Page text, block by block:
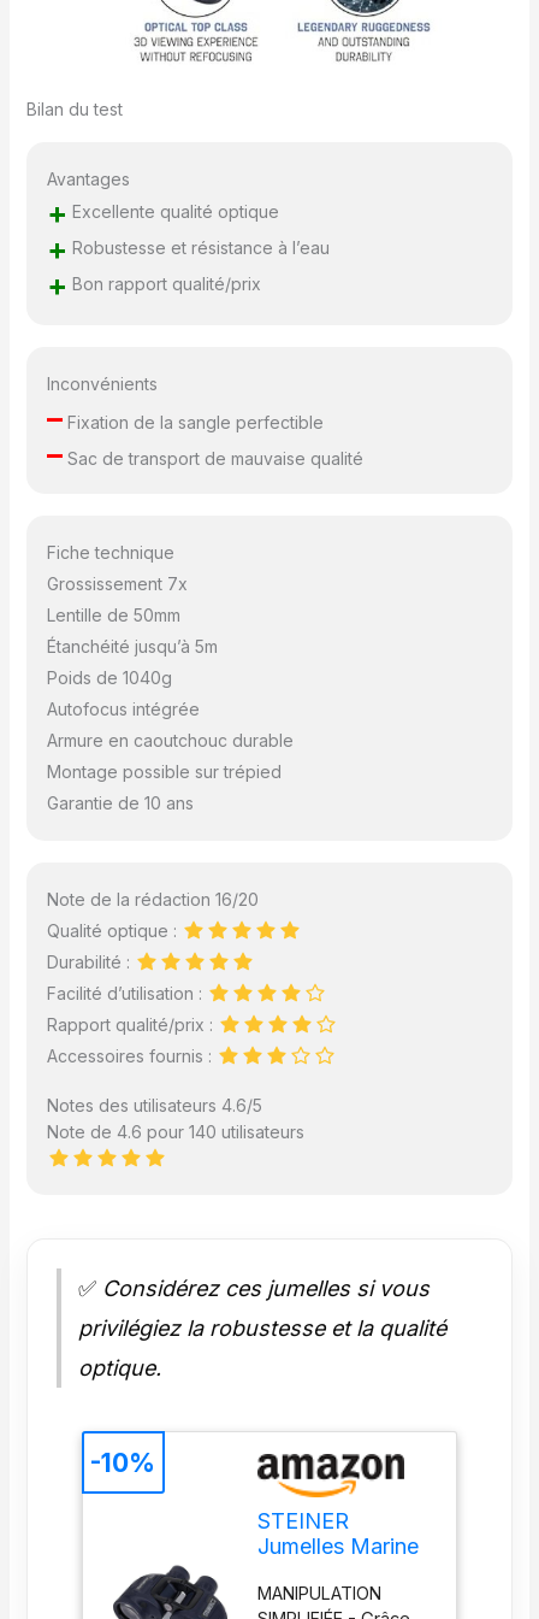
Bilan du test
Avantages
+ Excellente qualité optique
+ Robustesse et résistance à l’eau
+ Bon rapport qualité/prix
Inconvénients
– Fixation de la sangle perfectible
– Sac de transport de mauvaise qualité
Fiche technique
Grossissement 7x
Lentille de 50mm
Étanchéité jusqu’à 5m
Poids de 1040g
Autofocus intégrée
Armure en caoutchouc durable
Montage possible sur trépied
Garantie de 10 ans
Note de la rédaction 16/20
Qualité optique :
Durabilité :
Facilité d’utilisation :
Rapport qualité/prix :
Accessoires fournis :
Notes des utilisateurs 4.6/5
Note de 4.6 pour 140 utilisateurs
✅Considérez ces jumelles si vous
privilégiez la robustesse et la qualité
optique.
STEINER
Jumelles Marine
Optique de
MANIPULATION
-10%